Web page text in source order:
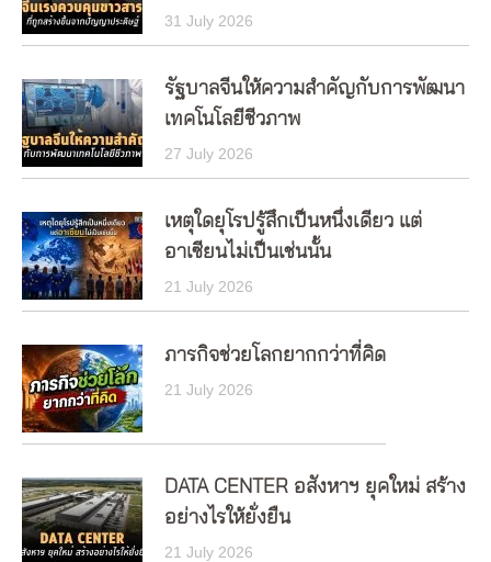
31 July 2026
รัฐบาลจีนให้ความสำคัญกับการพัฒนา
เทคโนโลยีชีวภาพ
27 July 2026
เหตุใดยุโรปรู้สึกเป็นหนึ่งเดียว แต่
อาเซียนไม่เป็นเช่นนั้น
21 July 2026
ภารกิจช่วยโลกยากกว่าที่คิด
21 July 2026
DATA CENTER อสังหาฯ ยุคใหม่ สร้าง
อย่างไรให้ยั่งยืน
21 July 2026